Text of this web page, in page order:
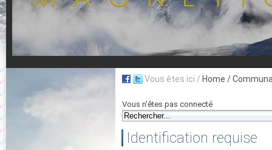
Vous êtes ici / Home /
Vous n'êtes pas connecté
Identification requise